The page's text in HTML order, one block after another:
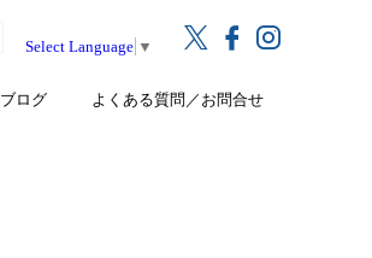
ブログ よくある質問／お問合せ
Select Language ▼